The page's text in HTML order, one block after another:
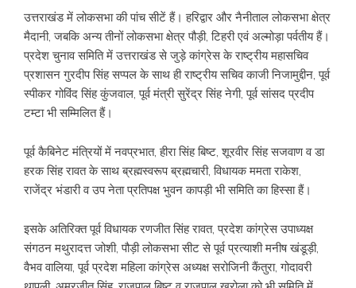
उत्तराखंड में लोकसभा की पांच सीटें हैं। हरिद्वार और नैनीताल लोकसभा क्षेत्र
मैदानी, जबकि अन्य तीनों लोकसभा क्षेत्र पौड़ी, टिहरी एवं अल्मोड़ा पर्वतीय हैं।
प्रदेश चुनाव समिति में उत्तराखंड से जुड़े कांग्रेस के राष्ट्रीय महासचिव
प्रशासन गुरदीप सिंह सप्पल के साथ ही राष्ट्रीय सचिव काजी निजामुद्दीन, पूर्व
स्पीकर गोविंद सिंह कुंजवाल, पूर्व मंत्री सुरेंद्र सिंह नेगी, पूर्व सांसद प्रदीप
टम्टा भी सम्मिलित हैं।
पूर्व कैबिनेट मंत्रियों में नवप्रभात, हीरा सिंह बिष्ट, शूरवीर सिंह सजवाण व डा
हरक सिंह रावत के साथ ब्रह्मस्वरूप ब्रह्मचारी, विधायक ममता राकेश,
राजेंद्र भंडारी व उप नेता प्रतिपक्ष भुवन कापड़ी भी समिति का हिस्सा हैं।
इसके अतिरिक्त पूर्व विधायक रणजीत सिंह रावत, प्रदेश कांग्रेस उपाध्यक्ष
संगठन मथुरादत्त जोशी, पौड़ी लोकसभा सीट से पूर्व प्रत्याशी मनीष खंडूड़ी,
वैभव वालिया, पूर्व प्रदेश महिला कांग्रेस अध्यक्ष सरोजिनी कैंतुरा, गोदावरी